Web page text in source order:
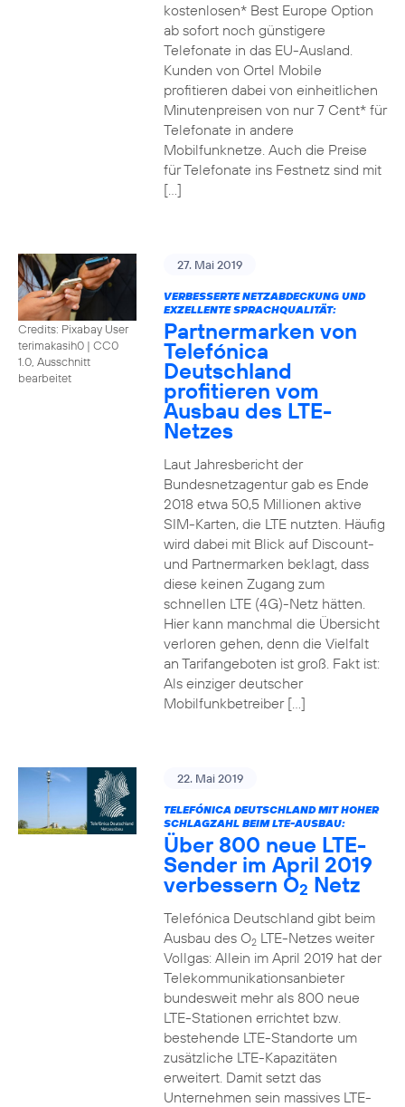
kostenlosen* Best Europe Option
ab sofort noch günstigere
Telefonate in das EU-Ausland.
Kunden von Ortel Mobile
profitieren dabei von einheitlichen
Minutenpreisen von nur 7 Cent* für
Telefonate in andere
Mobilfunknetze. Auch die Preise
für Telefonate ins Festnetz sind mit
[…]
Credits: Pixabay User
terimakasih0 | CC0
1.0, Ausschnitt
bearbeitet
27. Mai 2019
VERBESSERTE NETZABDECKUNG UND
EXZELLENTE SPRACHQUALITÄT:
Partnermarken von
Telefónica
Deutschland
profitieren vom
Ausbau des LTE-
Netzes
Laut Jahresbericht der
Bundesnetzagentur gab es Ende
2018 etwa 50,5 Millionen aktive
SIM-Karten, die LTE nutzten. Häufig
wird dabei mit Blick auf Discount-
und Partnermarken beklagt, dass
diese keinen Zugang zum
schnellen LTE (4G)-Netz hätten.
Hier kann manchmal die Übersicht
verloren gehen, denn die Vielfalt
an Tarifangeboten ist groß. Fakt ist:
Als einziger deutscher
Mobilfunkbetreiber […]
22. Mai 2019
TELEFÓNICA DEUTSCHLAND MIT HOHER
SCHLAGZAHL BEIM LTE-AUSBAU:
Über 800 neue LTE-
Sender im April 2019
verbessern O2 Netz
Telefónica Deutschland gibt beim
Ausbau des O2LTE-Netzes weiter
Vollgas: Allein im April 2019 hat der
Telekommunikationsanbieter
bundesweit mehr als 800 neue
LTE-Stationen errichtet bzw.
bestehende LTE-Standorte um
zusätzliche LTE-Kapazitäten
erweitert. Damit setzt das
Unternehmen sein massives LTE-